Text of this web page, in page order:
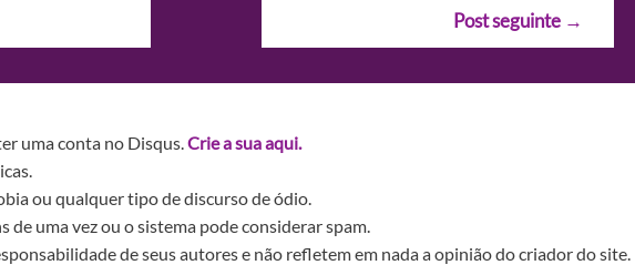
Post seguinte →
uma conta no Disqus.Crie a sua aqui.
ou qualquer tipo de discurso de ódio.
de uma vez ou o sistema pode considerar spam.
de seus autores e não refletem em nada a opinião do criador do site.